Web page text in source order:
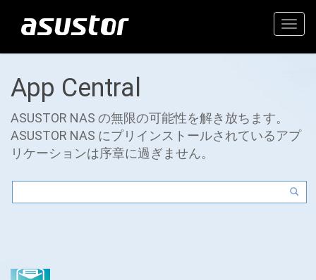
App Central
ASUSTOR NAS の無限の可能性を解き放ちます。
ASUSTOR NAS にプリインストールされているアプ
リケーションは序章に過ぎません。